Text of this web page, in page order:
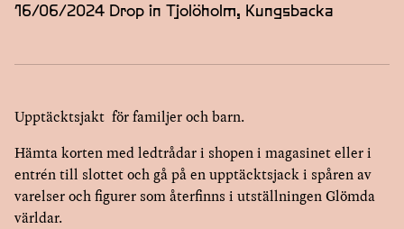
16/06/2024 Drop in Tjolöholm, Kungsbacka
Upptäcktsjakt förfamiljer och barn.
Hämta korten med ledtrådar i shopen i magasinet eller i
entrén till slottet och gå på en upptäcktsjack i spåren av
varelser och figurer som återfinns i utställningen Glömda
världar.